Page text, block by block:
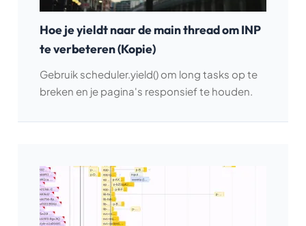
Hoe je yieldt naar de main thread om INP
te verbeteren (Kopie)
Gebruik scheduler.yield() om long tasks op te
breken en je pagina's responsief te houden.